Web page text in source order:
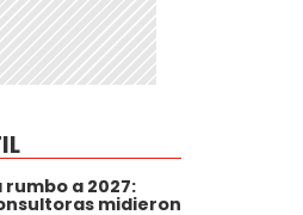
rumbo a 2027:
midieron